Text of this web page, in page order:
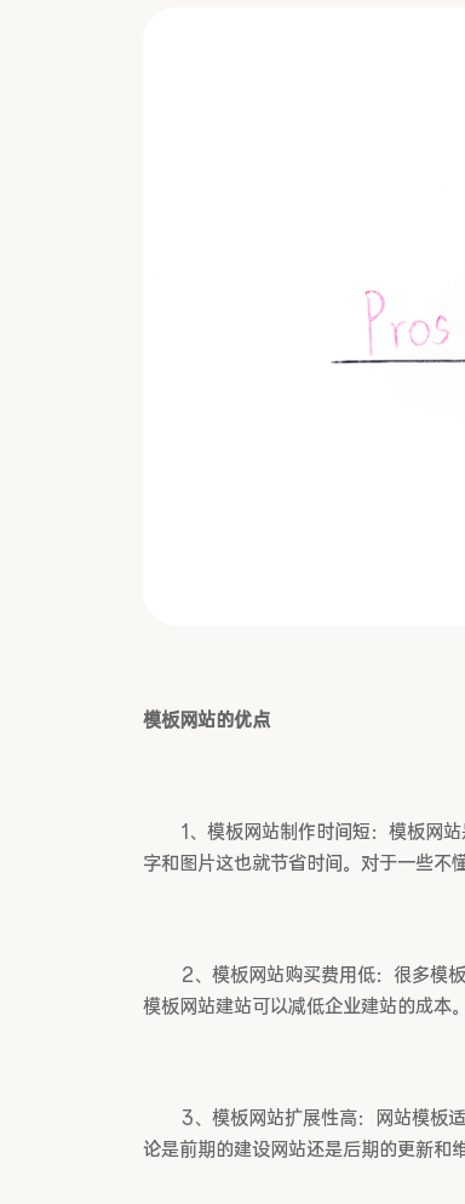
模板网站的优点
1、模板网站制作时间短：模板网
字和图片这也就节省时间。对于一些不
2、模板网站购买费用低：很多模
模板网站建站可以减低企业建站的成本。
3、模板网站扩展性高：网站模板
论是前期的建设网站还是后期的更新和